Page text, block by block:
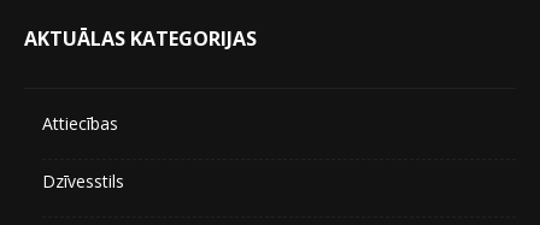
AKTUĀLAS KATEGORIJAS
Attiecības
Dzīvesstils